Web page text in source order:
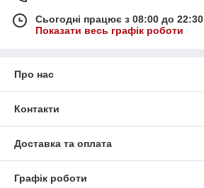
Сьогодні працює з 08:00 до 22:30
Показати весь графік роботи
Про нас
Контакти
Доставка та оплата
Графік роботи